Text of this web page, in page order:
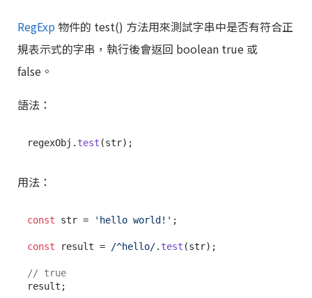
RegExp 物件的 test() 方法用來測試字串中是否有符合正
規表示式的字串，執行後會返回 boolean true 或
false。
語法：
regexObj. test
用法：
const str = 'hello world!' ;
const result = /^hello/. test (str);
// true